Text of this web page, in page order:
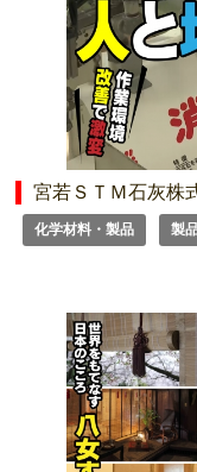
宮若ＳＴＭ石灰株
化学材料・製品 製